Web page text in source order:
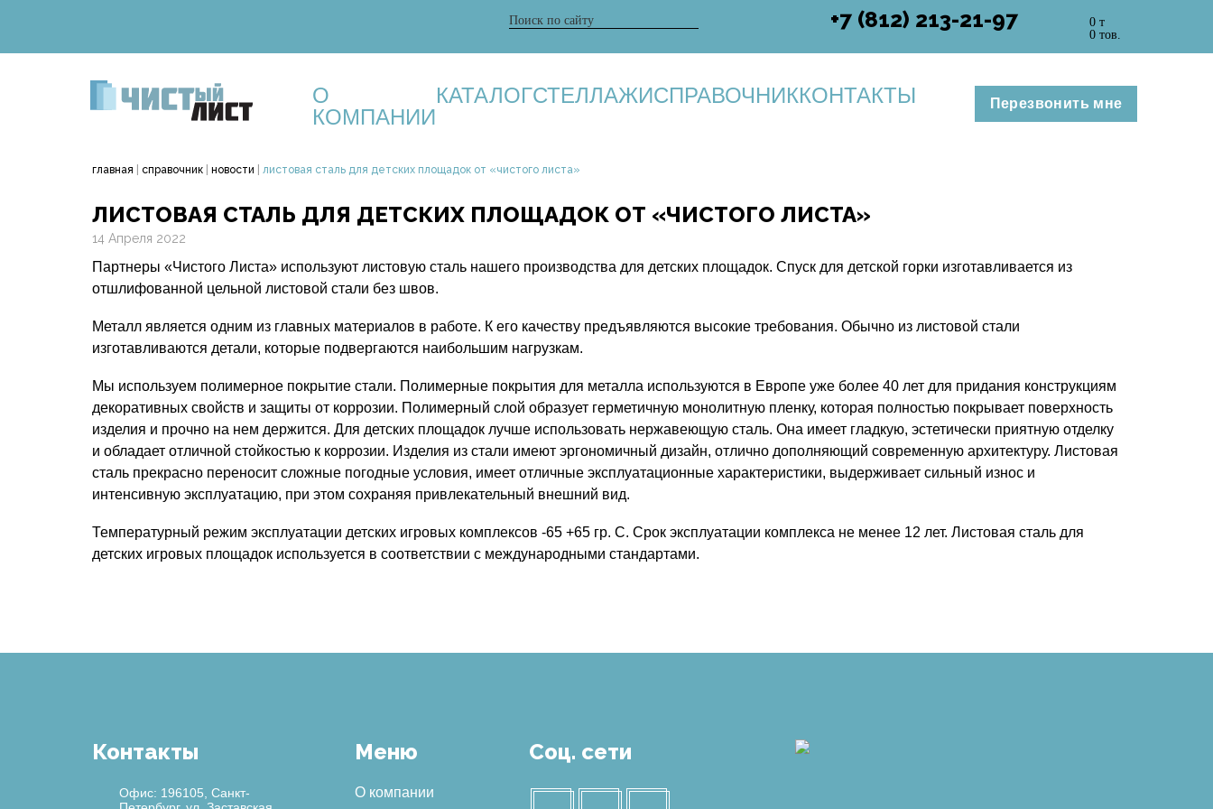
+7 (812) 213-21-97
0 т
0 тов.
О
КОМПАНИИ
КАТАЛОГСТЕЛЛАЖИСПРАВОЧНИККОНТАКТЫ Перезвонить мне
главная справочник новости листовая сталь для детских площадок от «чистого листа»
ЛИСТОВАЯ СТАЛЬ ДЛЯ ДЕТСКИХ ПЛОЩАДОК ОТ «ЧИСТОГО ЛИСТА»
14 Апреля 2022
Партнеры «Чистого Листа» используют листовую сталь нашего производства для детских площадок. Спуск для детской горки изготавливается из
отшлифованной цельной листовой стали без швов.
Металл является одним из главных материалов в работе. К его качеству предъявляются высокие требования. Обычно из листовой стали
изготавливаются детали, которые подвергаются наибольшим нагрузкам.
Мы используем полимерное покрытие стали. Полимерные покрытия для металла используются в Европе уже более 40 лет для придания конструкциям
декоративных свойств и защиты от коррозии. Полимерный слой образует герметичную монолитную пленку, которая полностью покрывает поверхность
изделия и прочно на нем держится. Для детских площадок лучше использовать нержавеющую сталь. Она имеет гладкую, эстетически приятную отделку
и обладает отличной стойкостью к коррозии. Изделия из стали имеют эргономичный дизайн, отлично дополняющий современную архитектуру. Листовая
сталь прекрасно переносит сложные погодные условия, имеет отличные эксплуатационные характеристики, выдерживает сильный износ и
интенсивную эксплуатацию, при этом сохраняя привлекательный внешний вид.
Температурный режим эксплуатации детских игровых комплексов -65 +65 гр. С. Срок эксплуатации комплекса не менее 12 лет. Листовая сталь для
детских игровых площадок используется в соответствии с международными стандартами.
Контакты
Офис: 196105, Санкт-
Меню
О компании
Соц. сети